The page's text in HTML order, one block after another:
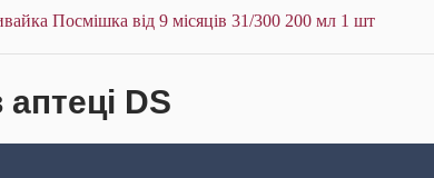
Посмішка від 9 місяців 31/300 200 мл 1 шт
DS